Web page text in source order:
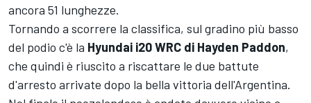
ancora 51 lunghezze.
Tornando a scorrere la classifica, sul gradino più basso
del podio c'è la Hyundai i20 WRC di Hayden Paddon,
che quindi è riuscito a riscattare le due battute
d'arresto arrivate dopo la bella vittoria dell'Argentina.